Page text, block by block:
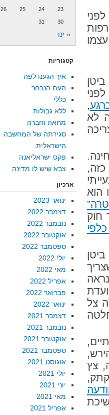
,
לא
הוא
חוק
צל
צץ
משיכת
23
24
25
26
30
31
« ינו
קטגוריות
איך הגענו לפה
העם הנבחר
כללי
ללא גבולות
מחאה וחברה
סגירתה של המחשבה
הישראלית
פקס ישראליאנה
צבא שיש לו מדינה
ארכיון
ינואר 2023
דצמבר 2022
נובמבר 2022
אוקטובר 2022
ספטמבר 2022
יולי 2022
מאי 2022
אפריל 2022
פברואר 2022
ינואר 2022
דצמבר 2021
נובמבר 2021
אוקטובר 2021
ספטמבר 2021
אוגוסט 2021
יולי 2021
יוני 2021
מאי 2021
אפריל 2021